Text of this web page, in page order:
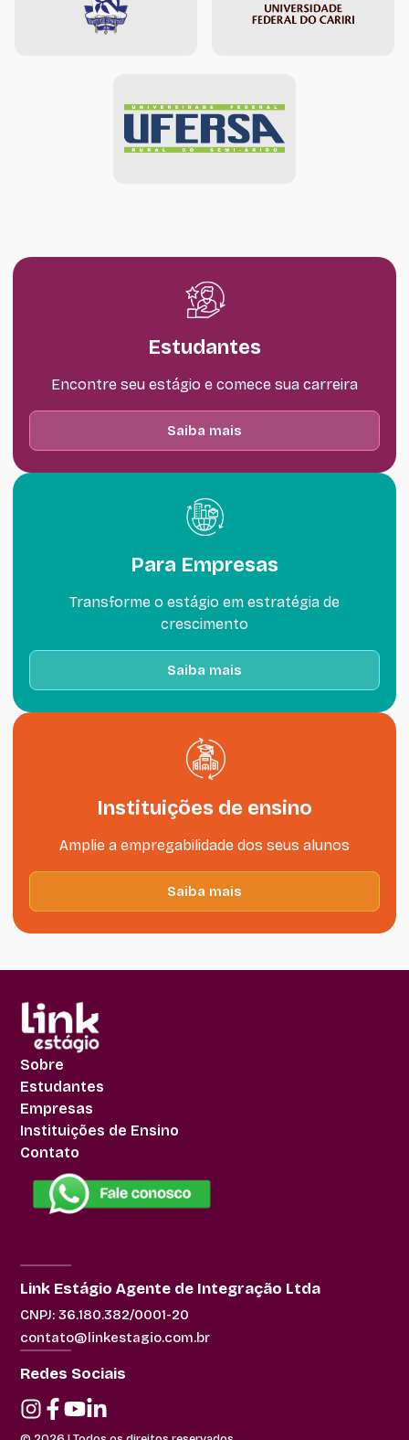
Estudantes
Encontre seu estágio e comece sua carreira
Saiba mais
Para Empresas
Transforme o estágio em estratégia de
crescimento
Saiba mais
Instituições de ensino
Amplie a empregabilidade dos seus alunos
Saiba mais
Sobre
Estudantes
Empresas
Instituições de Ensino
Contato
Link Estágio Agente de Integração Ltda
CNPJ: 36.180.382/0001-20
contato@linkestagio.com.br
Redes Sociais